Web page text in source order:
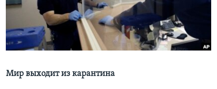
Learning English
СОЦИАЛЬНЫЕ СЕТИ
Мир выходит из карантина